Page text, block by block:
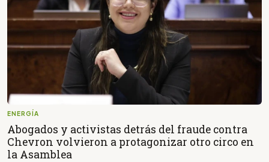
ENERGÍA
Abogados y activistas detrás del fraude contra
Chevron volvieron a protagonizar otro circo en
la Asamblea